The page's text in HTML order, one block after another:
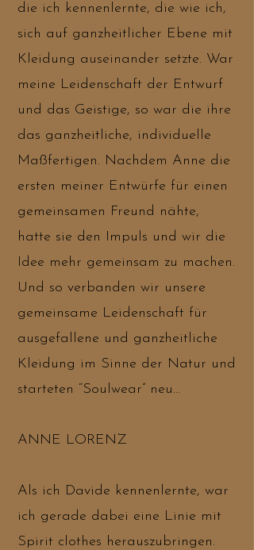
die ich kennenlernte, die wie ich,
sich auf ganzheitlicher Ebene mit
Kleidung auseinander setzte. War
meine Leidenschaft der Entwurf
und das Geistige, so war die ihre
das ganzheitliche, individuelle
Maßfertigen. Nachdem Anne die
ersten meiner Entwürfe für einen
gemeinsamen Freund nähte,
hatte sie den Impuls und wir die
Idee mehr gemeinsam zu machen.
Und so verbanden wir unsere
gemeinsame Leidenschaft für
ausgefallene und ganzheitliche
Kleidung im Sinne der Natur und
starteten “Soulwear” neu…
ANNE LORENZ
Als ich Davide kennenlernte, war
ich gerade dabei eine Linie mit
Spirit clothes herauszubringen.